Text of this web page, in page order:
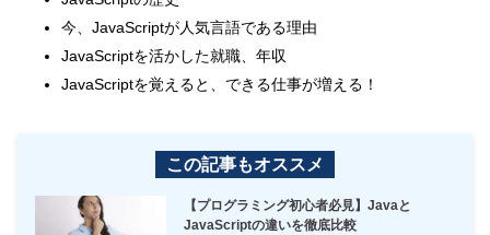
今、JavaScriptが人気言語である理由
JavaScriptを活かした就職、年収
JavaScriptを覚えると、できる仕事が増える！
この記事もオススメ
【プログラミング初心者必見】Javaと
JavaScriptの違いを徹底比較